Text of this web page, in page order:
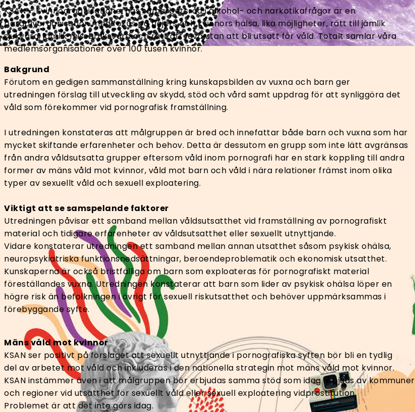
KSAN – Kvinnoorganisationernas samarbetsråd i alkohol- och narkotikafrågor är en
paraplyorganisation med fokus på tjejers och kvinnors hälsa, lika möjligheter, rätt till jämlik
sjukvård, jämlik missbruksvård och rätt att leva utan att bli utsatt för våld. Totalt samlar våra
medlemsorganisationer över 100 tusen kvinnor.
Bakgrund
Förutom en gedigen sammanställning kring kunskapsbilden av vuxna och barn ger
utredningen förslag till utveckling av skydd, stöd och vård samt uppdrag för att synliggöra det
våld som förekommer vid pornografisk framställning.
I utredningen konstateras att målgruppen är bred och innefattar både barn och vuxna som har
mycket skiftande erfarenheter och behov. Detta är dessutom en grupp som inte lätt avgränsas
från andra våldsutsatta grupper eftersom våld inom pornografi har en stark koppling till andra
former av mäns våld mot kvinnor, våld mot barn och våld i nära relationer främst inom olika
typer av sexuellt våld och sexuell exploatering.
Viktigt att se samspelande faktorer
Utredningen påvisar ett samband mellan våldsutsatthet vid framställning av pornografiskt
material och tidigare erfarenheter av våldsutsatthet eller sexuellt utnyttjande.
Vidare konstaterar utredningen ett samband mellan annan utsatthet såsom psykisk ohälsa,
neuropsykiatriska funktionsnedsättningar, beroendeproblematik och ekonomisk utsatthet.
Kunskaperna är också bristfälliga om barn som exploateras för pornografiskt material
föreställandes vuxna. Utredningen konstaterar att barn som lider av psykisk ohälsa löper en
högre risk än befolkningen i övrigt för sexuell riskutsatthet och behöver uppmärksammas i
förebyggande syfte.
Mäns våld mot kvinnor
KSAN ser positivt på förslaget att sexuellt utnyttjande i pornografiska syften bör bli en tydlig
del av arbetet mot våld och inkluderas i den nationella strategin mot mäns våld mot kvinnor.
KSAN instämmer även i att målgruppen bör erbjudas samma stöd som idag erbjuds av kommuner
och regioner vid utsatthet för sexuellt våld eller sexuell exploatering vidprostitution.
Problemet är att det inte görs idag.